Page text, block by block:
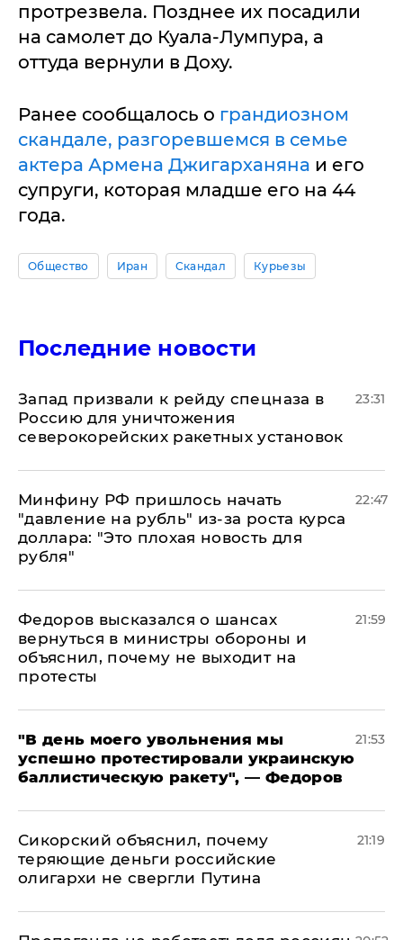
протрезвела. Позднее их посадили
на самолет до Куала-Лумпура, а
оттуда вернули в Доху.
Ранее сообщалось о грандиозном
скандале, разгоревшемся в семье
актера Армена Джигарханяна и его
супруги, которая младше его на 44
года.
Общество Иран Скандал Курьезы
Последние новости
Запад призвали к рейду спецназа в
Россию для уничтожения
северокорейских ракетных установок
23:31
Минфину РФ пришлось начать
"давление на рубль" из-за роста курса
доллара: "Это плохая новость для
рубля"
22:47
Федоров высказался о шансах
вернуться в министры обороны и
объяснил, почему не выходит на
протесты
21:59
​"В день моего увольнения мы
успешно протестировали украинскую
баллистическую ракету", — Федоров
21:53
Сикорский объяснил, почему
теряющие деньги российские
олигархи не свергли Путина
21:19